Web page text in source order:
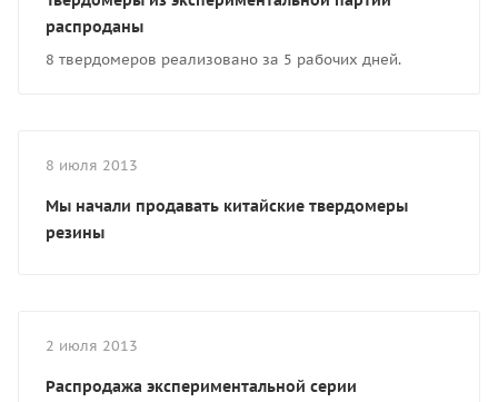
распроданы
8 твердомеров реализовано за 5 рабочих дней.
8 июля 2013
Мы начали продавать китайские твердомеры
резины
2 июля 2013
Распродажа экспериментальной серии